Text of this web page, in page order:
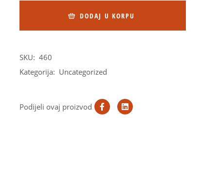
DODAJ U KORPU
SKU: 460
Kategorija: Uncategorized
Podijeli ovaj proizvod